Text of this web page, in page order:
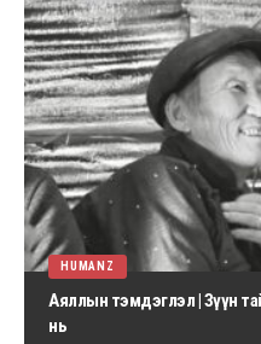
HUMANZ
Аяллын тэмдэглэл | Зүүн
нь